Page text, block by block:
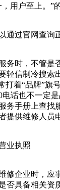
用户至上。”
通过官网查询
务时，不管是
轻信制冷搜索
打着“品牌”旗
电话也不一定
务手册上查找
提供维修人员
业执照
修企业时，应
否具备相关资